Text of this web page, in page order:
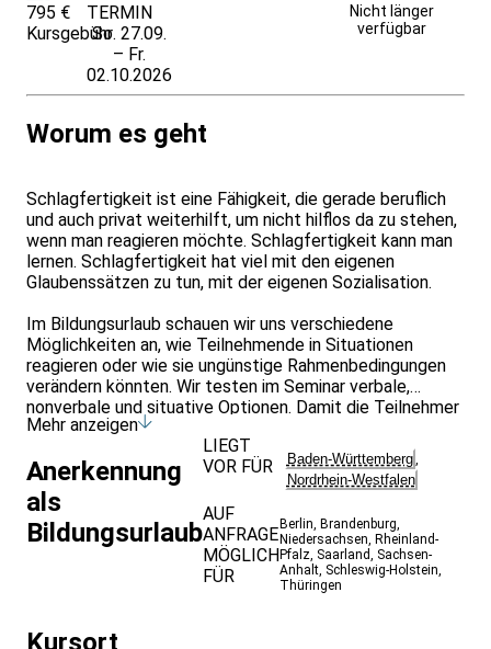
795 €
Kursgebühr
TERMIN
So. 27.09.
– Fr.
02.10.2026
Nicht länger
verfügbar
Worum es geht
Schlagfertigkeit ist eine Fähigkeit, die gerade beruflich
und auch privat weiterhilft, um nicht hilflos da zu stehen,
wenn man reagieren möchte. Schlagfertigkeit kann man
lernen. Schlagfertigkeit hat viel mit den eigenen
Glaubenssätzen zu tun, mit der eigenen Sozialisation.
Im Bildungsurlaub schauen wir uns verschiedene
Möglichkeiten an, wie Teilnehmende in Situationen
reagieren oder wie sie ungünstige Rahmenbedingungen
verändern könnten. Wir testen im Seminar verbale,
nonverbale und situative Optionen. Damit die Teilnehmer
sprachlich gewandter auf und in Situationen agieren
können, üben wir zusätzlich Smalltalk, das scheinbar
kleine Gespräch. Die Flexibilität, die Teilnehmer dabei
gewinnen können, hilft auch bei der Schlagfertigkeit. Und
Smalltalk ist ein wichtiges Plus im Kundenkontakt, im
Team und bei Kontakten aller Art.
Seminarleitung: Wolfgang Uhle
Mehr anzeigen
Anerkennung
als
Bildungsurlaub
LIEGT
VOR FÜR
Baden-Württemberg
Nordrhein-Westfalen
AUF
ANFRAGE
MÖGLICH
FÜR
Berlin Brandenburg
Niedersachsen Rheinland-
Pfalz Saarland
Sachsen-
Anhalt Schleswig-Holstein
Thüringen